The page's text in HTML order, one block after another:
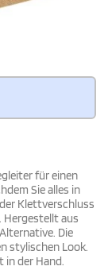
für einen
Sie alles in
Klettverschluss
Hergestellt aus
Die
stylischen Look.
in der Hand.